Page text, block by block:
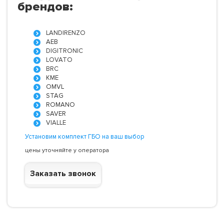
брендов:
LANDIRENZO
AEB
DIGITRONIC
LOVATO
BRC
KME
OMVL
STAG
ROMANO
SAVER
VIALLE
Установим комплект ГБО на ваш выбор
цены уточняйте у оператора
Заказать звонок